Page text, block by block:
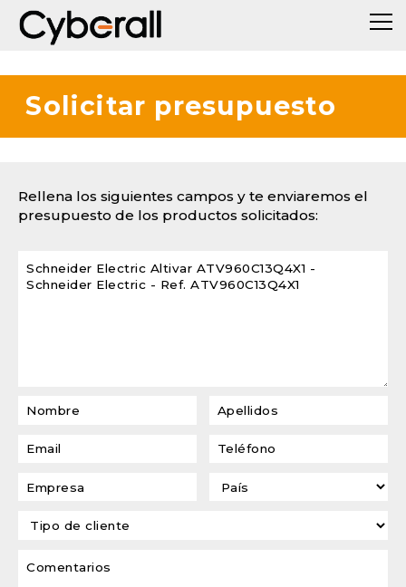
Solicitar presupuesto
Rellena los siguientes campos y te enviaremos el
presupuesto de los productos solicitados: